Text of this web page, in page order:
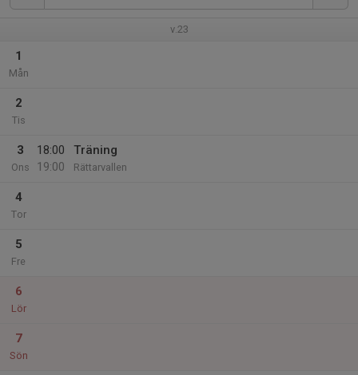
v.23
1
Mån
2
Tis
3
Ons
18:00
19:00
Träning
Rättarvallen
4
Tor
5
Fre
6
Lör
7
Sön